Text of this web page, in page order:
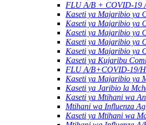
FLU A/B + COVID-19
Kaseti ya Majaribio ya
Kaseti ya Majaribio ya
Kaseti ya Majaribio ya
Kaseti ya Majaribio ya
Kaseti ya Majaribio ya
Kaseti ya Kujaribu
FLU A/B+COVID-19/
Kaseti ya Majaribio ya
Kaseti ya Jaribio la
Kaseti ya Mtihani wa
Mtihani wa Influenza
Kaseti ya Mtihani wa